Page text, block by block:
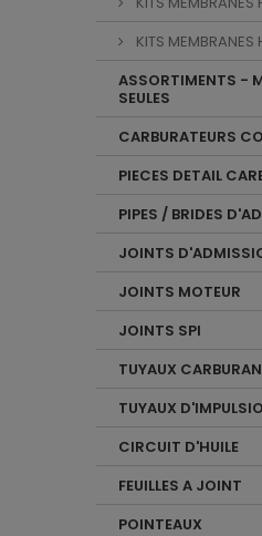
KITS MEMBRANES
ASSORTIMENTS -
SEULES
CARBURATEURS
PIECES DETAIL
PIPES / BRIDES
JOINTS
JOINTS MOTEUR
JOINTS SPI
TUYAUX
TUYAUX
CIRCUIT D'HUILE
FEUILLES A JOINT
POINTEAUX